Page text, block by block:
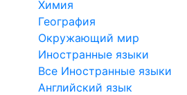
Химия
География
Окружающий мир
Иностранные языки
Все Иностранные языки
Английский язык